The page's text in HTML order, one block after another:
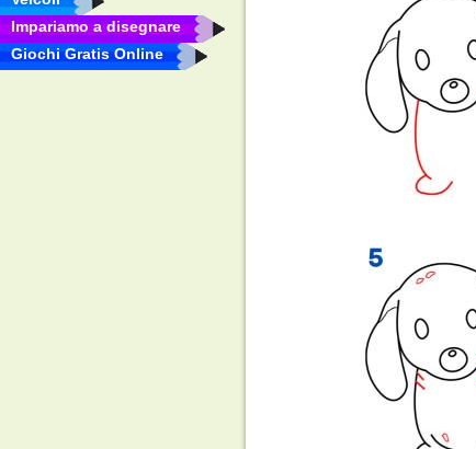
Impariamo a disegnare
Giochi Gratis Online